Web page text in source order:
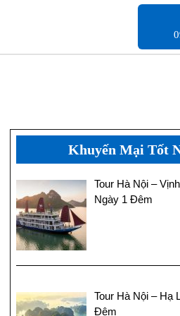
Khuyến Mại Tốt
Tour Hà Nội –
Ngày 1 Đêm
Tour Hà Nội – Hạ
Đêm